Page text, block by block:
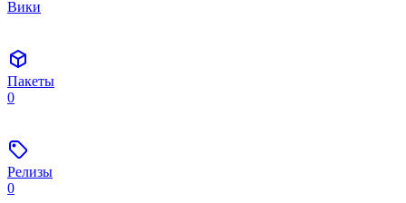
Вики
Пакеты
0
Релизы
0